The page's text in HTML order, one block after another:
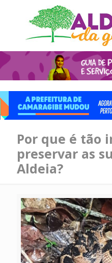
Por que é tão
preservar as
Aldeia?